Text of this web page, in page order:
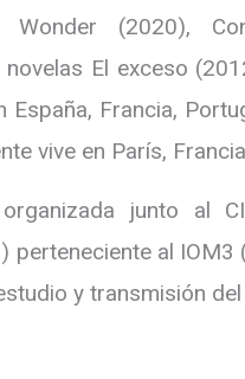
Wonder (2020),
El exceso
España, Francia,
vive en París,
junto al
perteneciente al
y transmisión